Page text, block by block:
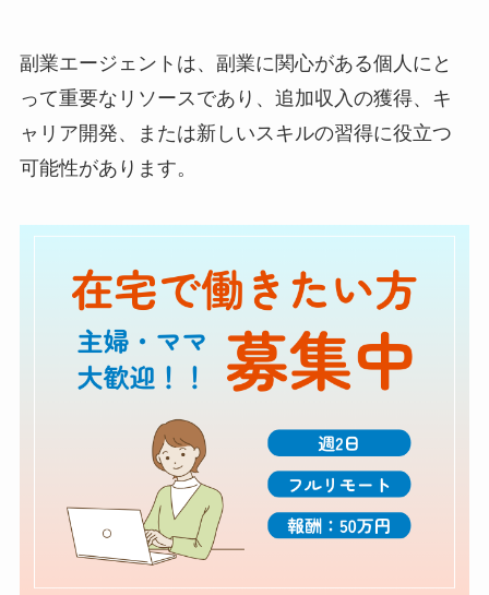
副業エージェントは、副業に関心がある個人にと
って重要なリソースであり、追加収入の獲得、キ
ャリア開発、または新しいスキルの習得に役立つ
可能性があります。